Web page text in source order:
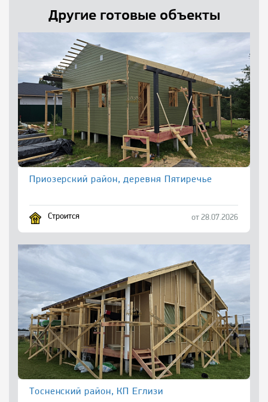
Другие готовые объекты
Приозерский район, деревня Пятиречье
Строится от 28.07.2026
Тосненский район, КП Еглизи